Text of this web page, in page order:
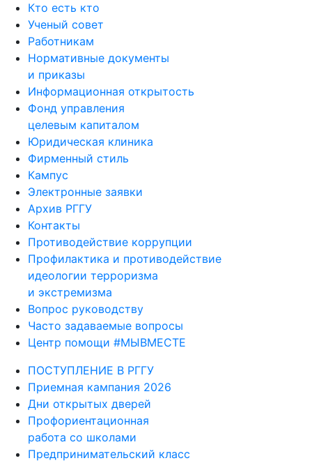
Кто есть кто
Ученый совет
Работникам
Нормативные документы
и приказы
Информационная открытость
Фонд управления
целевым капиталом
Юридическая клиника
Фирменный стиль
Кампус
Электронные заявки
Архив РГГУ
Контакты
Противодействие коррупции
Профилактика и противодействие
идеологии терроризма
и экстремизма
Вопрос руководству
Часто задаваемые вопросы
Центр помощи #МЫВМЕСТЕ
ПОСТУПЛЕНИЕ В РГГУ
Приемная кампания 2026
Дни открытых дверей
Профориентационная
работа со школами
Предпринимательский класс